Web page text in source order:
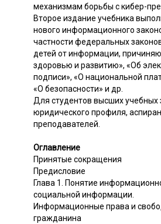
механизмам борьбы с кибер-
Второе издание учебника
нового информационного
частности федеральных
детей от информации,
здоровью и развитию», «Об
подписи», «О национальной
«О безопасности» и др.
Для студентов высших учебных
юридического профиля,
преподавателей.
Оглавление
Принятые сокращения
Предисловие
Глава 1. Понятие
социальной информации.
Информационные права и
гражданина